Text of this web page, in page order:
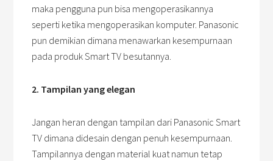
maka pengguna pun bisa mengoperasikannya
seperti ketika mengoperasikan komputer. Panasonic
pun demikian dimana menawarkan kesempurnaan
pada produk Smart TV besutannya.
2. Tampilan yang elegan
Jangan heran dengan tampilan dari Panasonic Smart
TV dimana didesain dengan penuh kesempurnaan.
Tampilannya dengan material kuat namun tetap